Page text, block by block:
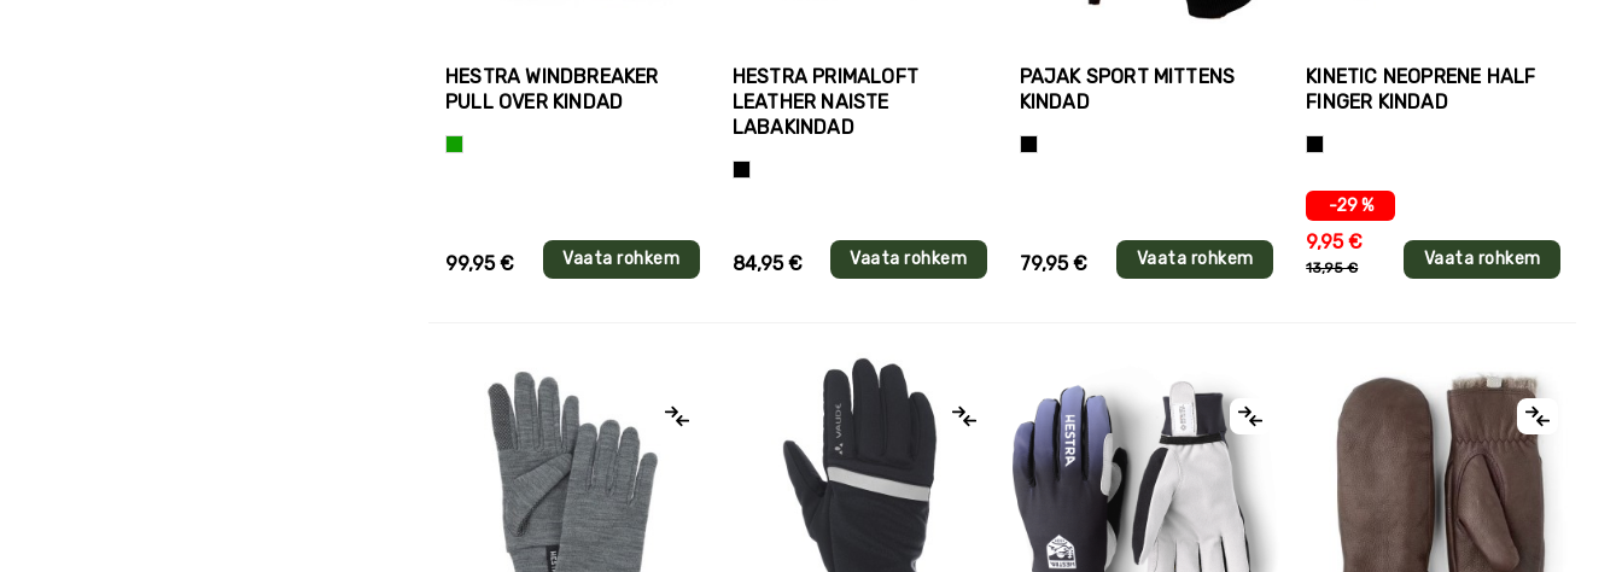
HESTRA WINDBREAKER
PULL OVER KINDAD
99,95 € Vaata rohkem
HESTRA PRIMALOFT
LEATHER NAISTE
LABAKINDAD
84,95 € Vaata rohkem
PAJAK SPORT MITTENS
KINDAD
79,95 € Vaata rohkem
KINETIC NEOPRENE HALF
FINGER KINDAD
-29 %
9,95 €
13,95 € Vaata rohkem